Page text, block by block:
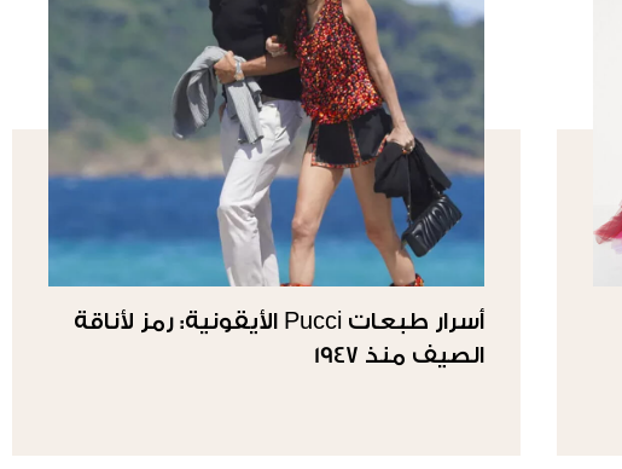
أسرار طبعات Pucci الأيقونية: رمز لأناقة
الصيف منذ 1947